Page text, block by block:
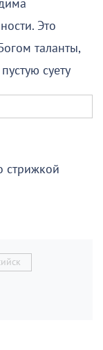
Это
таланты,
суету
стрижкой